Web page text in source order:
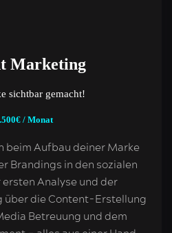
Marketing
sichtbar gemacht!
/ Monat
beim Aufbau deiner Marke
Brandings in den sozialen
Analyse und der
über die Content-Erstellung
Betreuung und dem